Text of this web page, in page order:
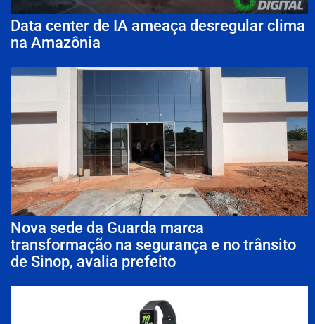
Data center de IA ameaça desregular clima
na Amazônia
Nova sede da Guarda marca
transformação na segurança e no trânsito
de Sinop, avalia prefeito